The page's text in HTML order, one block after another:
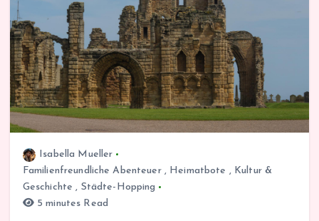
Isabella Mueller
Familienfreundliche Abenteuer, Heimatbote , Kultur &
Geschichte , Städte-Hopping
5 minutes Read